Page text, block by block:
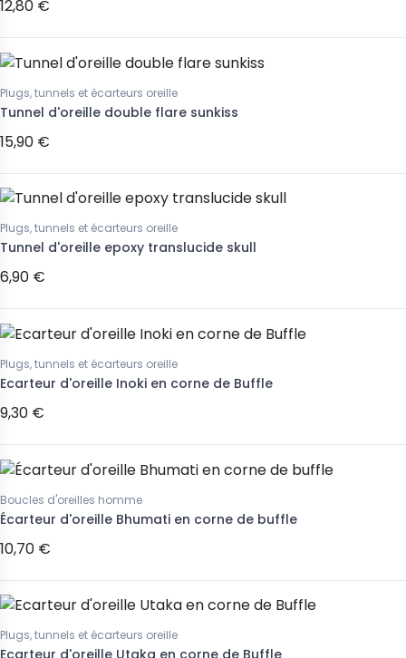
12,80 €
Plugs, tunnels et écarteurs oreille
Tunnel d'oreille double flare sunkiss
15,90 €
Plugs, tunnels et écarteurs oreille
Tunnel d'oreille epoxy translucide skull
6,90 €
Plugs, tunnels et écarteurs oreille
Ecarteur d'oreille Inoki en corne de Buffle
9,30 €
Boucles d'oreilles homme
Écarteur d'oreille Bhumati en corne de buffle
10,70 €
Plugs, tunnels et écarteurs oreille